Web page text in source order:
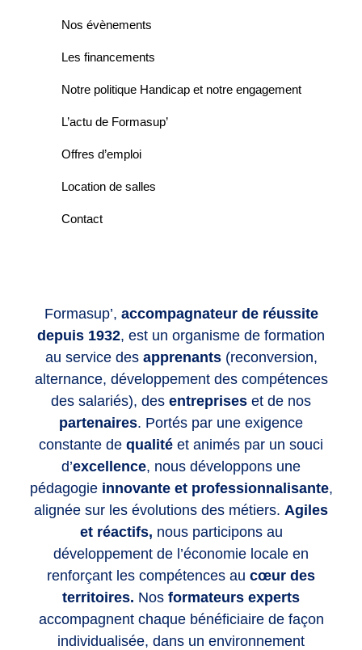
Formasup’, accompagnateur de réussite
depuis 1932, est un organisme de formation
au service des apprenants(reconversion,
alternance, développement des compétences
des salariés), des entreprises et de nos
partenaires. Portés par une exigence
constante de qualité et animés par un souci
d’excellence, nous développons une
pédagogie innovante et professionnalisante,
alignée sur les évolutions des métiers. Agiles
et réactifs, nous participons au
développement de l’économie locale en
renforçant les compétences au cœur des
territoires. Nos formateurs experts
accompagnent chaque bénéficiaire de façon
individualisée, dans un environnement
Nos évènements
Les financements
Notre politique Handicap et notre engagement
L’actu de Formasup’
Offres d’emploi
Location de salles
Contact